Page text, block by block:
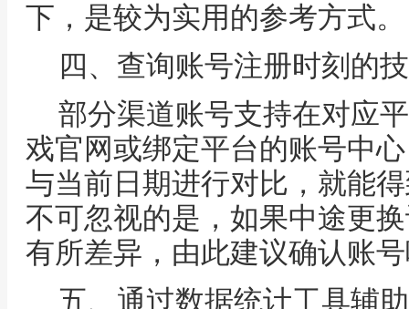
下，是较为实用的参考方式。
四、查询账号注册时刻的
部分渠道账号支持在对应
戏官网或绑定平台的账号中
与当前日期进行对比，就能
不可忽视的是，如果中途更
有所差异，由此建议确认账
五、通过数据统计工具辅